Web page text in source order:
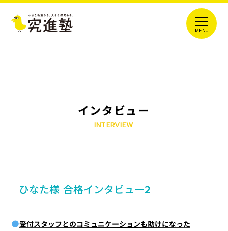
インタビュー
INTERVIEW
ひなた様 合格インタビュー2
受付スタッフとのコミュニケーションも助けになった